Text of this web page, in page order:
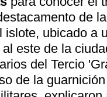
de
islote, ubicado a
este de la
del Tercio
de la